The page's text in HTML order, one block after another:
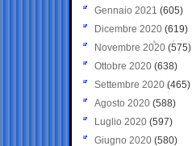
Gennaio 2021 (605)
Dicembre 2020 (619)
Novembre 2020 (575)
Ottobre 2020 (638)
Settembre 2020(465)
Agosto 2020 (588)
Luglio 2020 (597)
Giugno 2020 (580)